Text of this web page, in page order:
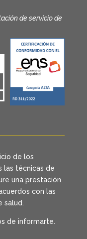
de servicio de
de los
las técnicas de
una prestación
con las
salud.
de informarte.